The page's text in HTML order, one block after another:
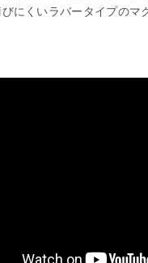
にくいラバータイプのマ